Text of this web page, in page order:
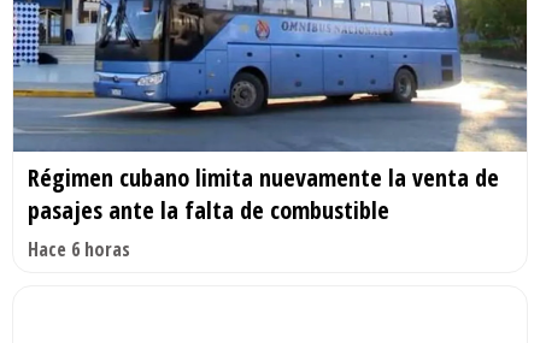
Régimen cubano limita nuevamente la venta de
pasajes ante la falta de combustible
Hace 6 horas